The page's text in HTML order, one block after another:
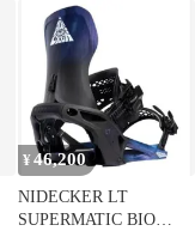
SERIES152
¥ 46,200
NIDECKER LT
SUPERMATIC BIO